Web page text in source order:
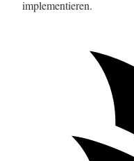
implementieren.